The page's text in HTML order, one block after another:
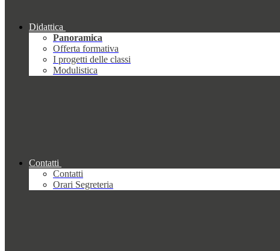
Didattica
Panoramica
Offerta formativa
I progetti delle classi
Modulistica
Contatti
Contatti
Orari Segreteria